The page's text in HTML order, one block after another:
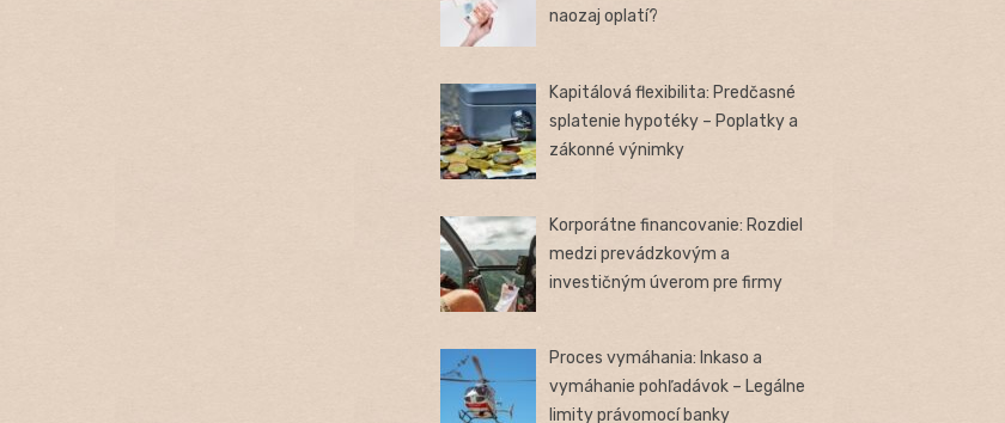
naozaj oplatí?
Kapitálová flexibilita: Predčasné
splatenie hypotéky – Poplatky a
zákonné výnimky
Korporátne financovanie: Rozdiel
medzi prevádzkovým a
investičným úverom pre firmy
Proces vymáhania: Inkaso a
vymáhanie pohľadávok – Legálne
limity právomocí banky